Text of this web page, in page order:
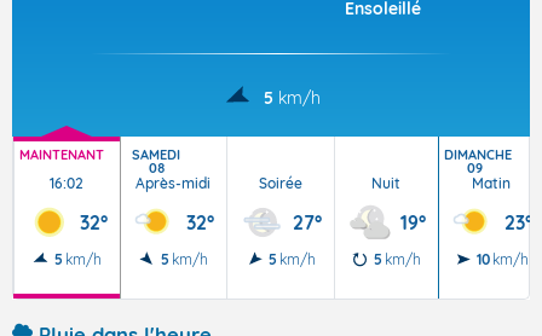
Ensoleillé
5 km/h
MAINTENANT
16:02
32°
5 km/h
SAMEDI
08
Après-midi
32°
5 km/h
Soirée
27°
5 km/h
Nuit
19°
5 km/h
DIMANCHE
09
Matin
23°
10 km/h